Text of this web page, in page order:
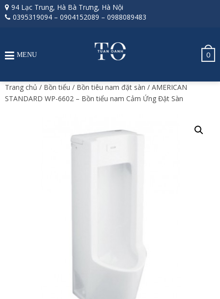
94 Lạc Trung, Hà Bà Trưng, Hà Nội
0395319094 – 0904152089 – 0988089483
0
MENU
Trang chủ / Bồn tiểu / Bồn tiêu nam đặt sàn / AMERICAN
STANDARD WP-6602 – Bồn tiểu nam Cảm Ứng Đặt Sàn